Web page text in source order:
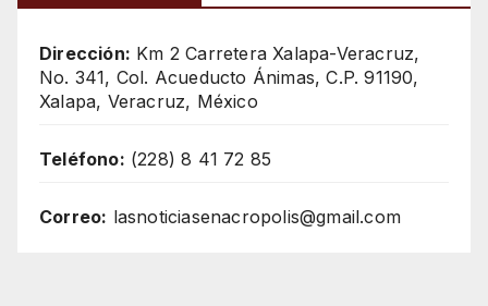
Dirección: Km 2 Carretera Xalapa-Veracruz,
No. 341, Col. Acueducto Ánimas, C.P. 91190,
Xalapa, Veracruz, México
Teléfono: (228) 8 41 72 85
Correo: lasnoticiasenacropolis@gmail.com